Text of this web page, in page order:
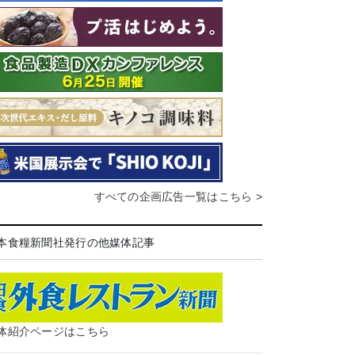
すべての企画広告一覧はこちら >
食糧新聞社発行の他媒体記事
紹介ページはこちら